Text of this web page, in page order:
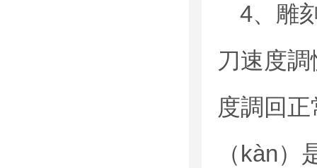
4、雕
刀速度
度調回
（kàn）